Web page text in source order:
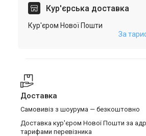
Кур'єрська доставка
Кур'єром Нової Пошти
За
Доставка
Самовивіз з шоурума — безкоштовно
Доставка кур'єром Нової Пошти за
тарифами перевізника